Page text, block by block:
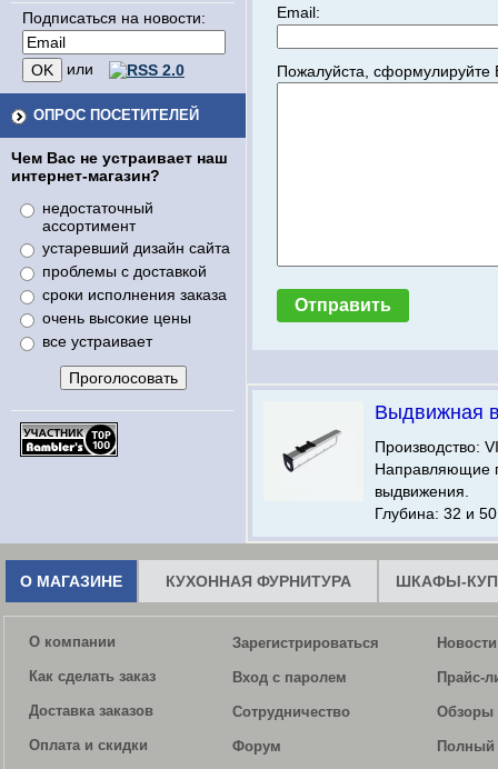
Подписаться на новости:
или
ОПРОС ПОСЕТИТЕЛЕЙ
Чем Вас не устраивает наш
интернет-магазин?
недостаточный
ассортимент
устаревший дизайн сайта
проблемы с доставкой
сроки исполнения заказа
очень высокие цены
все устраивает
Email:
Пожалуйста,
Выдвижная
Производство:
Направляющие
выдвижения.
Глубина: 32 и
О МАГАЗИНЕ КУХОННАЯ ФУРНИТУРА ШКАФЫ-
О компании
Как сделать заказ
Доставка заказов
Оплата и скидки
Зарегистрироваться
Вход с паролем
Сотрудничество
Форум
Новости
Прайс-
Обзоры
Полный